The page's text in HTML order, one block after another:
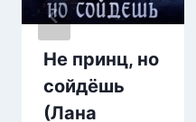
Не принц, но
сойдёшь
(Лана